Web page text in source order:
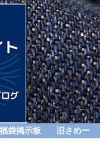
福袋掲示板 旧さめー